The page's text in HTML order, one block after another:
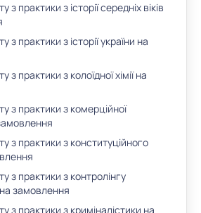
з практики з історії середніх віків
з практики з історії україни на
з практики з колоїдної хімії на
з практики з комерційної
з практики з конституційного
з практики з контролінгу
замовлення
з практики з криміналістики на